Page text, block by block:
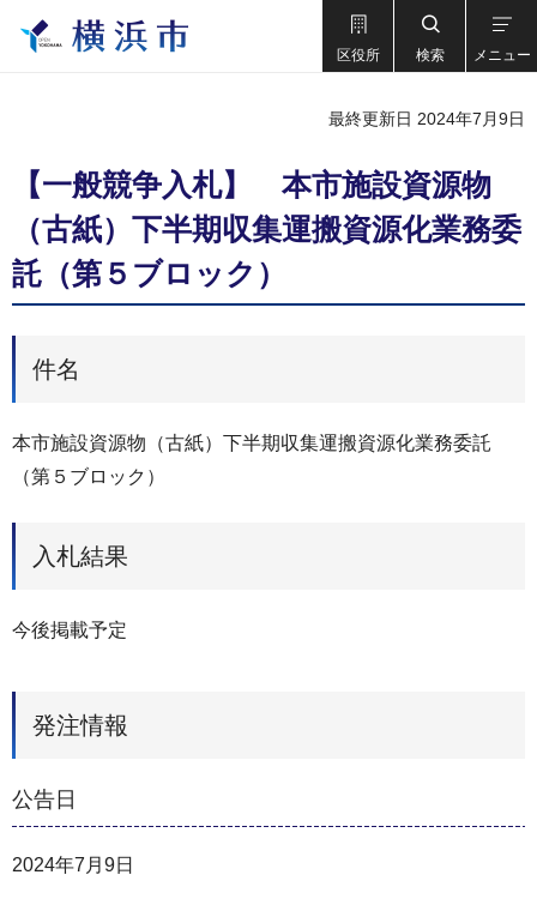
区役所 検索 メニュー
最終更新日 2024年7月9日
【一般競争入札】 本市施設資源物
（古紙）下半期収集運搬資源化業務委
託（第５ブロック）
件名
本市施設資源物（古紙）下半期収集運搬資源化業務委託
（第５ブロック）
入札結果
今後掲載予定
発注情報
公告日
2024年7月9日